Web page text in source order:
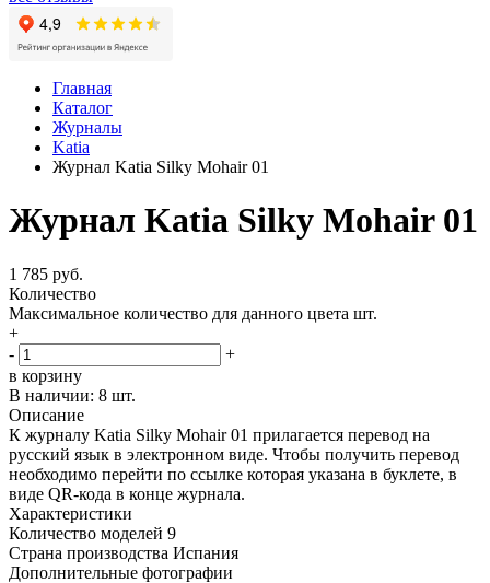
Главная
Каталог
Журналы
Katia
Журнал Katia Silky Mohair 01
Журнал Katia Silky Mohair 01
1 785 руб.
Количество
Максимальное количество для данного цвета шт.
+
-
+
в корзину
В наличии: 8 шт.
Описание
К журналу Katia Silky Mohair 01 прилагается перевод на
русский язык в электронном виде. Чтобы получить перевод
необходимо перейти по ссылке которая указана в буклете, в
виде QR-кода в конце журнала.
Характеристики
Количество моделей 9
Страна производства Испания
Дополнительные фотографии